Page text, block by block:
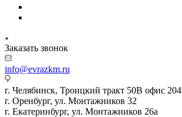
Заказать звонок
info@evrazkm.ru
г. Челябинск, Троицкий тракт 50В офис 204
г. Оренбург, ул. Монтажников 32
г. Екатеринбург, ул. Монтажников 26а